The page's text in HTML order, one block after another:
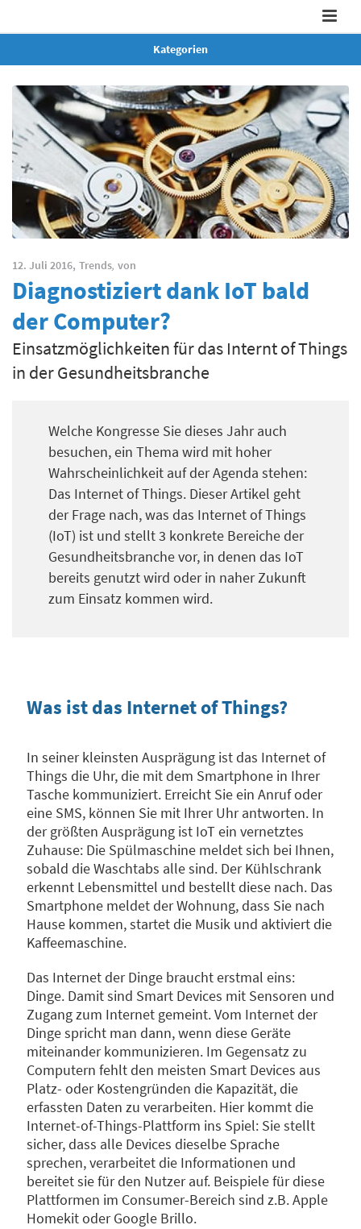
Kategorien
12. Juli 2016, Trends, von
Diagnostiziert dank IoT bald
der Computer?
Einsatzmöglichkeiten für das Internt of Things
in der Gesundheitsbranche
Welche Kongresse Sie dieses Jahr auch
besuchen, ein Thema wird mit hoher
Wahrscheinlichkeit auf der Agenda stehen:
Das Internet of Things. Dieser Artikel geht
der Frage nach, was das Internet of Things
(IoT) ist und stellt 3 konkrete Bereiche der
Gesundheitsbranche vor, in denen das IoT
bereits genutzt wird oder in naher Zukunft
zum Einsatz kommen wird.
Was ist das Internet of Things?
In seiner kleinsten Ausprägung ist das Internet of
Things die Uhr, die mit dem Smartphone in Ihrer
Tasche kommuniziert. Erreicht Sie ein Anruf oder
eine SMS, können Sie mit Ihrer Uhr antworten. In
der größten Ausprägung ist IoT ein vernetztes
Zuhause: Die Spülmaschine meldet sich bei Ihnen,
sobald die Waschtabs alle sind. Der Kühlschrank
erkennt Lebensmittel und bestellt diese nach. Das
Smartphone meldet der Wohnung, dass Sie nach
Hause kommen, startet die Musik und aktiviert die
Kaffeemaschine.
Das Internet der Dinge braucht erstmal eins:
Dinge. Damit sind Smart Devices mit Sensoren und
Zugang zum Internet gemeint. Vom Internet der
Dinge spricht man dann, wenn diese Geräte
miteinander kommunizieren. Im Gegensatz zu
Computern fehlt den meisten Smart Devices aus
Platz- oder Kostengründen die Kapazität, die
erfassten Daten zu verarbeiten. Hier kommt die
Internet-of-Things-Plattform ins Spiel: Sie stellt
sicher, dass alle Devices dieselbe Sprache
sprechen, verarbeitet die Informationen und
bereitet sie für den Nutzer auf. Beispiele für diese
Plattformen im Consumer-Bereich sind z.B. Apple
Homekit oder Google Brillo.